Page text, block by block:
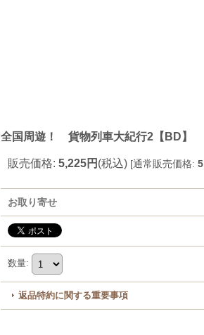
全国周遊！ 貨物列車大紀行2【BD】
販売価格: 5,225円 (税込) [通常販売価格:
お取り寄せ
数量:
返品特約に関する重要事項